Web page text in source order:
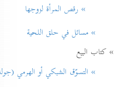
» رقص المرأة لزوجها
» مسائل في حلق اللحية
» كتاب البيع
» التسوّق الشبكي أو الهرمي